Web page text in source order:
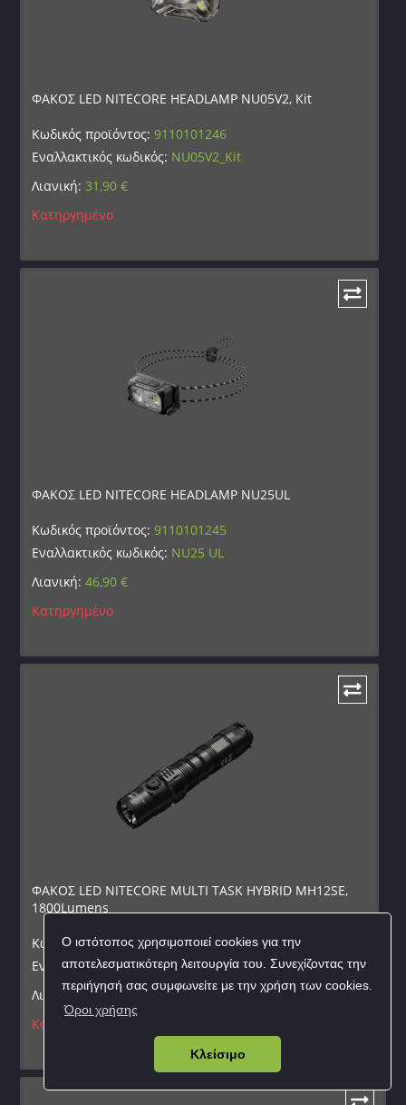
Ο ιστότοπος χρησιμοποιεί cookies για την
αποτελεσματικότερη λειτουργία του. Συνεχίζοντας την
περιήγησή σας συμφωνείτε με την χρήση των cookies.
Όροι χρήσης
Κλείσιμο
ΦΑΚΟΣ LED NITECORE HEADLAMP NU05V2, Kit
Κωδικός προϊόντος:9110101246
Εναλλακτικός κωδικός: NU05V2_Kit
Λιανική: 31,90€
Κατηργημένο
ΦΑΚΟΣ LED NITECORE HEADLAMP NU25UL
Κωδικός προϊόντος:9110101245
Εναλλακτικός κωδικός: NU25 UL
Λιανική:46,90€
Κατηργημένο
ΦΑΚΟΣ LED NITECORE MULTI TASK HYBRID MH12SE,
1800Lumens
Κωδικός προϊόντος:9110101237
Εναλλακτικός κωδικός:MH12SE
Λιανική:129,90€
Κατηργημένο